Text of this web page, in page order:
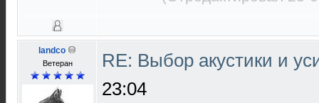
landco
Ветеран
RE: Выбор акустики и
23:04